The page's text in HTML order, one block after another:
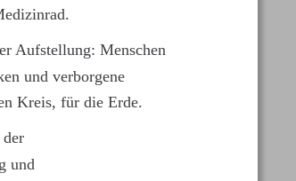
Aufstellung: Menschen
und verborgene
Kreis, für die Erde.
und